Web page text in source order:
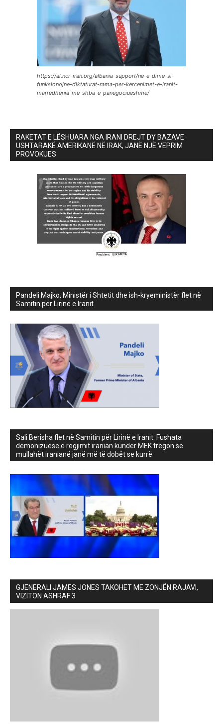
https://al.ncr-iran.org/albania-support/ne-e-dime-si-
funksionojne-diktaturat-rama-per-kercenimet-e-iranit-
marredhenia-me-shba-e-panegociueshme/
RAKETAT E LËSHUARA NGA IRANI DREJT DY BAZAVE
USHTARAKË AMERIKANË NË IRAK, JANË NJË VEPRIM
PROVOKUES
Pandeli Majko, Ministër i Shtetit dhe ish-kryeministër flet në
Samitin për Lirinë e Iranit
Sali Berisha flet në Samitin për Lirinë e Iranit: Fushata
demonizuese e regjimit iranian kundër MEK tregon se
mullahët iranianë janë më të dobët se kurrë
GJENERALI JAMES JONES TAKOHET ME ZONJËN RAJAVI,
VIZITON ASHRAF 3